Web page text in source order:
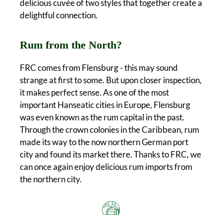
delicious cuvée of two styles that together create a
delightful connection.
Rum from the North?
FRC comes from Flensburg - this may sound
strange at first to some. But upon closer inspection,
it makes perfect sense. As one of the most
important Hanseatic cities in Europe, Flensburg
was even known as the rum capital in the past.
Through the crown colonies in the Caribbean, rum
made its way to the now northern German port
city and found its market there. Thanks to FRC, we
can once again enjoy delicious rum imports from
the northern city.